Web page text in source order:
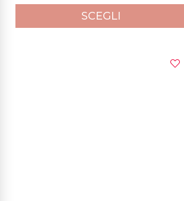
SCEGLI